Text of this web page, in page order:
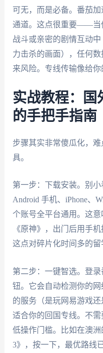
可无，而是必备。番茄
通道。这点很重要——当
战斗或亲密的剧情互动
力击杀的画面），任何
来风险。专线传输像给你
实战教程：国
的手把手指南
步骤其实非常傻瓜化，
具。
第一步：下载安装。别
Android 手机、iPhone、
个账号全平台通用。这
《原神》，出门后用手
这点对碎片化时间多的留
第二步：一键智选。登
钮。它会自动检测你的
的服务（是玩网易游戏
适合你的回国专线。不
低操作门槛。比如在澳
3》，按一下，最优路线